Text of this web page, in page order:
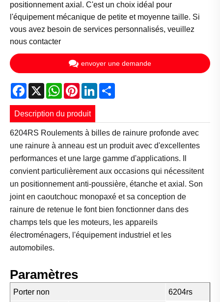
positionnement axial. C'est un choix idéal pour
l'équipement mécanique de petite et moyenne taille. Si
vous avez besoin de services personnalisés, veuillez
nous contacter
envoyer une demande
Facebook
X WhatsApp
PinterestLinkedIn
Description du produit
6204RS Roulements à billes de rainure profonde avec
une rainure à anneau est un produit avec d'excellentes
performances et une large gamme d'applications. Il
convient particulièrement aux occasions qui nécessitent
un positionnement anti-poussière, étanche et axial. Son
joint en caoutchouc monopaxé et sa conception de
rainure de retenue le font bien fonctionner dans des
champs tels que les moteurs, les appareils
électroménagers, l'équipement industriel et les
automobiles.
Paramètres
Porter non 6204rs